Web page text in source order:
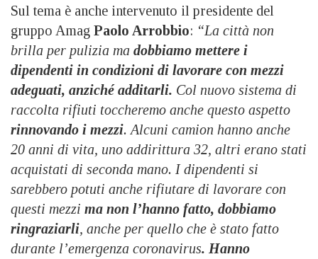
Sul tema è anche intervenuto il presidente del
gruppo Amag Paolo Arrobbio: “La città non
brilla per pulizia ma dobbiamo mettere i
dipendenti in condizioni di lavorare con mezzi
adeguati, anziché additarli. Col nuovo sistema di
raccolta rifiuti toccheremo anche questo aspetto
rinnovando i mezzi. Alcuni camion hanno anche
20 anni di vita, uno addirittura 32, altri erano stati
acquistati di seconda mano. I dipendenti si
sarebbero potuti anche rifiutare di lavorare con
questi mezzi ma non l’hanno fatto, dobbiamo
ringraziarli, anche per quello che è stato fatto
durante l’emergenza coronavirus. Hanno